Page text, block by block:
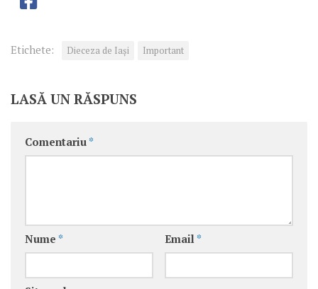
Etichete: Dieceza de Iași Important
LASĂ UN RĂSPUNS
Comentariu *
Nume * Email *